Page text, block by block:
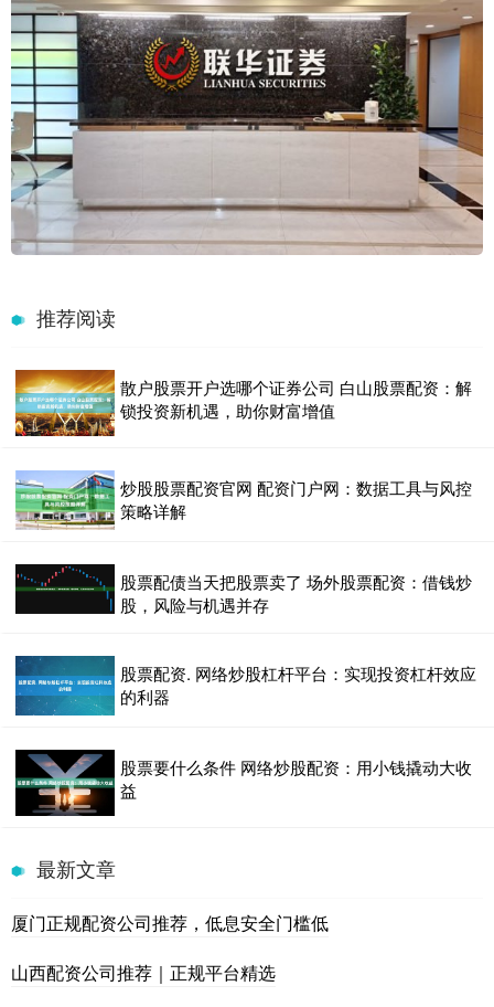
推荐阅读
散户股票开户选哪个证券公司 白山股票配资：解
锁投资新机遇，助你财富增值
炒股股票配资官网 配资门户网：数据工具与风控
策略详解
股票配债当天把股票卖了 场外股票配资：借钱炒
股，风险与机遇并存
股票配资. 网络炒股杠杆平台：实现投资杠杆效应
的利器
股票要什么条件 网络炒股配资：用小钱撬动大收
益
最新文章
厦门正规配资公司推荐，低息安全门槛低
山西配资公司推荐｜正规平台精选